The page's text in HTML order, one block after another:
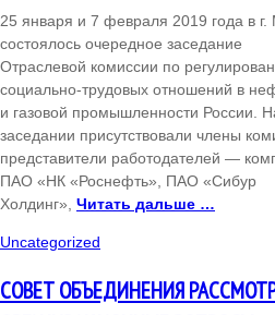
25 января и 7 февраля 2019 года в г.
состоялось очередное заседание
Отраслевой комиссии по
социально-трудовых отношений в
и газовой промышленности России.
заседании присутствовали члены
представители работодателей —
ПАО «НК «Роснефть», ПАО «Сибур
Холдинг», Читать дальше …
Uncategorized
СОВЕТ ОБЪЕДИНЕНИЯ